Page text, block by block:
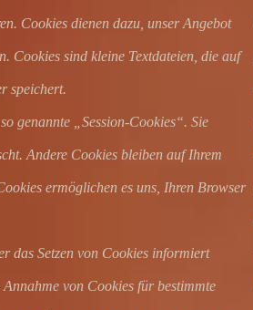
Cookies dienen dazu, unser Angebot
Cookies sind kleine Textdateien, die auf
speichert.
genannte „Session-Cookies“. Sie
Andere Cookies bleiben auf Ihrem
ermöglichen es uns, Ihren Browser
das Setzen von Cookies informiert
von Cookies für bestimmte